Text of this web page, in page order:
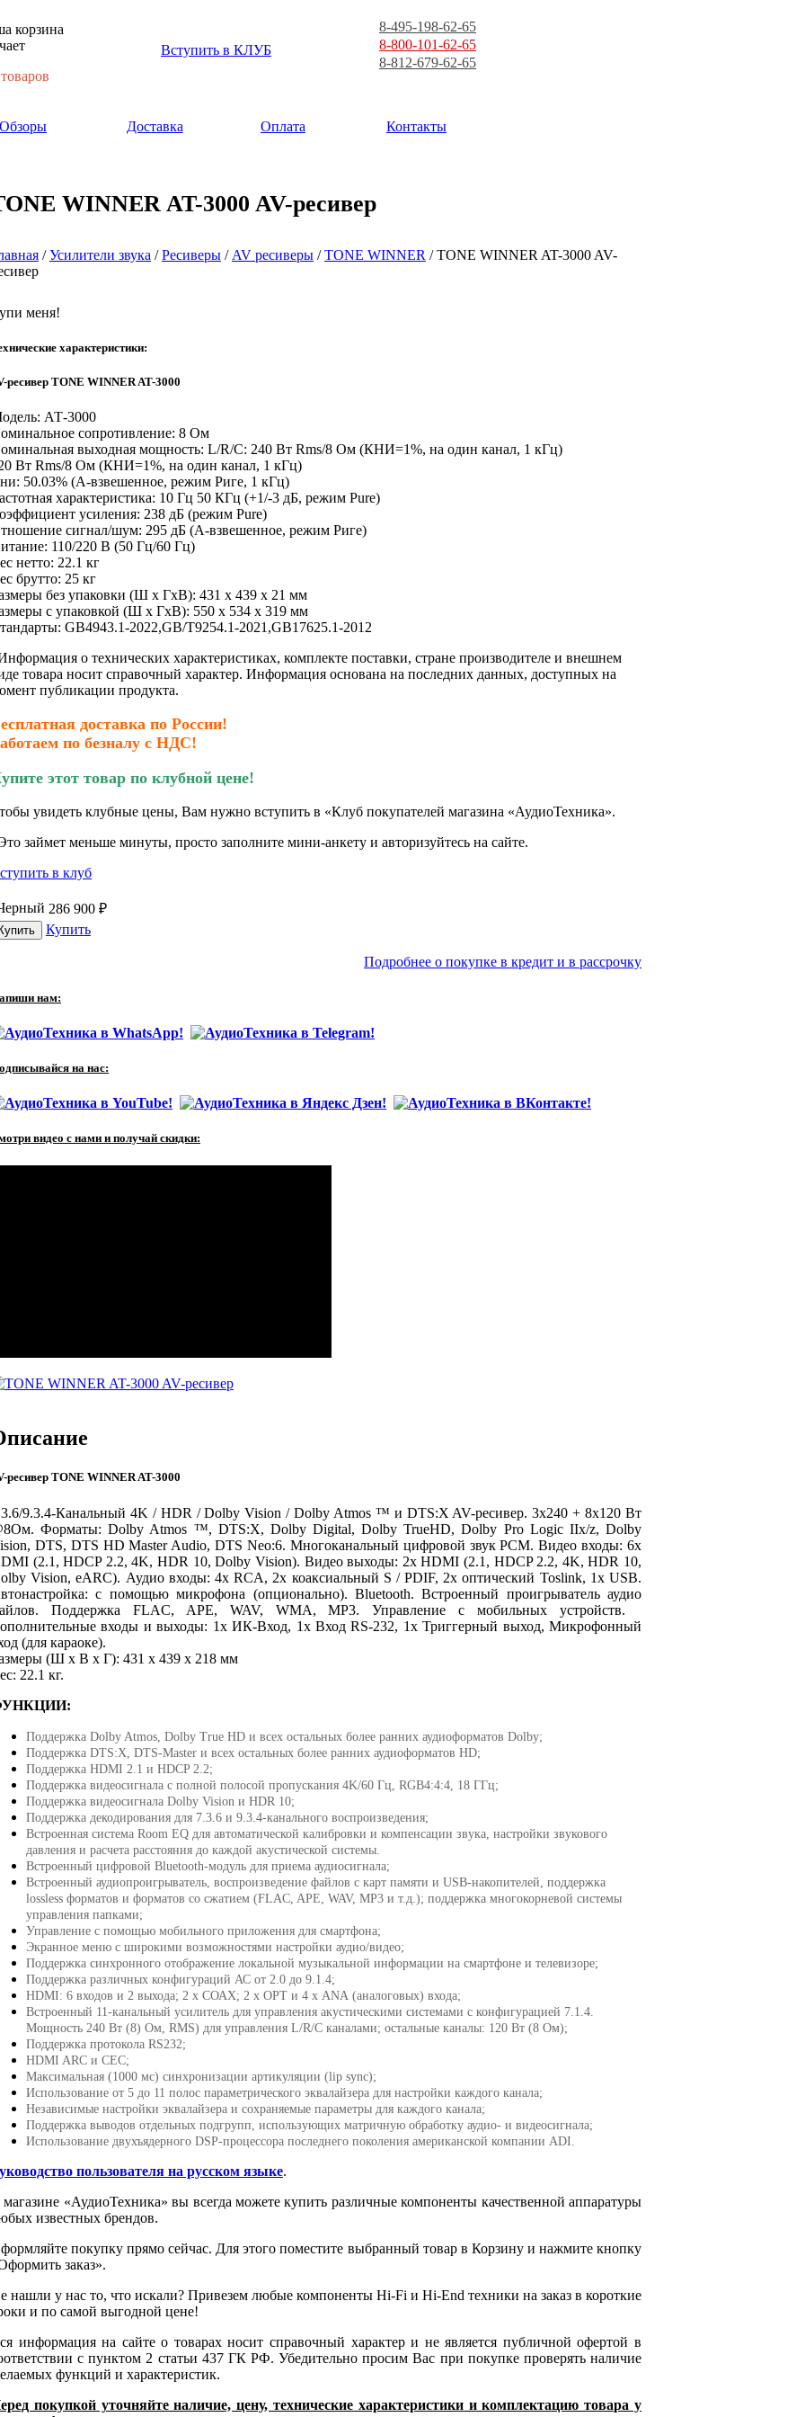
корзина
Вступить в КЛУБ
8-495-198-62-65
8-800-101-62-65
8-812-679-62-65
Обзоры Доставка Оплата Контакты
WINNER AT-3000 AV-ресивер
/Усилители звука /Ресиверы / AV ресиверы /TONE WINNER / TONE WINNER AT-3000 AV-
меня!
характеристики:
ресивер TONE WINNER AT-3000
АТ-3000
сопротивление: 8 Ом
выходная мощность: L/R/C: 240 Вт Rms/8 Ом (КНИ=1%, на один канал, 1 кГц)
Вт Rms/8 Ом (КНИ=1%, на один канал, 1 кГц)
50.03% (А-взвешенное, режим Риге, 1 кГц)
характеристика: 10 Гц 50 КГц (+1/-3 дБ, режим Pure)
усиления: 238 дБ (режим Pure)
сигнал/шум: 295 дБ (А-взвешенное, режим Риге)
110/220 В (50 Гц/60 Гц)
нетто: 22.1 кг
брутто: 25 кг
без упаковки (Ш х ГхВ): 431 х 439 х 21 мм
с упаковкой (Ш х ГхВ): 550 x 534 х 319 мм
GB4943.1-2022,GB/T9254.1-2021,GB17625.1-2012
о технических характеристиках, комплекте поставки, стране производителе и внешнем
товара носит справочный характер. Информация основана на последних данных, доступных на
публикации продукта.
доставка по России!
по безналу с НДС!
этот товар по клубной цене!
увидеть клубные цены, Вам нужно вступить в «Клуб покупателей магазина «АудиоТехника».
займет меньше минуты, просто заполните мини-анкету и авторизуйтесь на сайте.
в клуб
286 900 ₽
Купить
Подробнее о покупке в кредит и в рассрочку
нам:
на нас:
видео с нами и получай скидки:
ресивер TONE WINNER AT-3000
9.3.4-Канальный 4K / HDR / Dolby Vision / Dolby Atmos ™ и DTS:X AV-ресивер. 3x240 + 8x120 Вт
Форматы: Dolby Atmos ™, DTS:X, Dolby Digital, Dolby TrueHD, Dolby Pro Logic IIx/z, Dolby
DTS, DTS HD Master Audio, DTS Neo:6. Многоканальный цифровой звук PCM. Видео входы: 6x
(2.1, HDCP 2.2, 4K, HDR 10, Dolby Vision). Видео выходы: 2x HDMI (2.1, HDCP 2.2, 4K, HDR 10,
Vision, eARC). Аудио входы: 4x RCA, 2x коаксиальный S / PDIF, 2x оптический Toslink, 1х USB.
с помощью микрофона (опционально). Bluetooth. Встроенный проигрыватель аудио
Поддержка FLAC, APE, WAV, WMA, MP3. Управление с мобильных устройств.
входы и выходы: 1x ИК-Вход, 1x Вход RS-232, 1x Триггерный выход, Микрофонный
(для караоке).
(Ш х В х Г): 431 x 439 x 218 мм
22.1 кг.
Поддержка Dolby Atmos, Dolby True HD и всех остальных более ранних аудиоформатов Dolby;
Поддержка DTS:X, DTS-Master и всех остальных более ранних аудиоформатов HD;
Поддержка HDMI 2.1 и HDCP 2.2;
Поддержка видеосигнала с полной полосой пропускания 4K/60 Гц, RGB4:4:4, 18 ГГц;
Поддержка видеосигнала Dolby Vision и HDR 10;
Поддержка декодирования для 7.3.6 и 9.3.4-канального воспроизведения;
Встроенная система Room EQ для автоматической калибровки и компенсации звука, настройки звукового
давления и расчета расстояния до каждой акустической системы.
Встроенный цифровой Bluetooth-модуль для приема аудиосигнала;
Встроенный аудиопроигрыватель, воспроизведение файлов с карт памяти и USB-накопителей, поддержка
lossless форматов и форматов со сжатием (FLAC, APE, WAV, MP3 и т.д.); поддержка многокорневой системы
управления папками;
Управление с помощью мобильного приложения для смартфона;
Экранное меню с широкими возможностями настройки аудио/видео;
Поддержка синхронного отображение локальной музыкальной информации на смартфоне и телевизоре;
Поддержка различных конфигураций АС от 2.0 до 9.1.4;
HDMI: 6 входов и 2 выхода; 2 х СОАХ; 2 х ОРТ и 4 х АNА (аналоговых) входа;
Встроенный 11-канальный усилитель для управления акустическими системами с конфигурацией 7.1.4.
Мощность 240 Вт (8) Ом, RMS) для управления L/R/C каналами; остальные каналы: 120 Вт (8 Ом);
Поддержка протокола RS232;
HDMI ARC и СЕС;
Максимальная (1000 мс) синхронизации артикуляции (lip sync);
Использование от 5 до 11 полос параметрического эквалайзера для настройки каждого канала;
Независимые настройки эквалайзера и сохраняемые параметры для каждого канала;
Поддержка выводов отдельных подгрупп, использующих матричную обработку аудио- и видеосигнала;
Использование двухъядерного DSP-процессора последнего поколения американской компании ADI.
пользователя на русском языке.
«АудиоТехника» вы всегда можете купить различные компоненты качественной аппаратуры
известных брендов.
покупку прямо сейчас. Для этого поместите выбранный товар в Корзину и нажмите кнопку
заказ».
нашли у нас то, что искали? Привезем любые компоненты Hi-Fi и Hi-End техники на заказ в короткие
и по самой выгодной цене!
информация на сайте о товарах носит справочный характер и не является публичной офертой в
с пунктом 2 статьи 437 ГК РФ. Убедительно просим Вас при покупке проверять наличие
функций и характеристик.
покупкой уточняйте наличие, цену, технические характеристики и комплектацию товара у